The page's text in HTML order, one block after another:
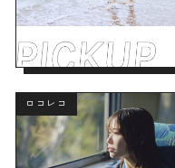
ロコレコ